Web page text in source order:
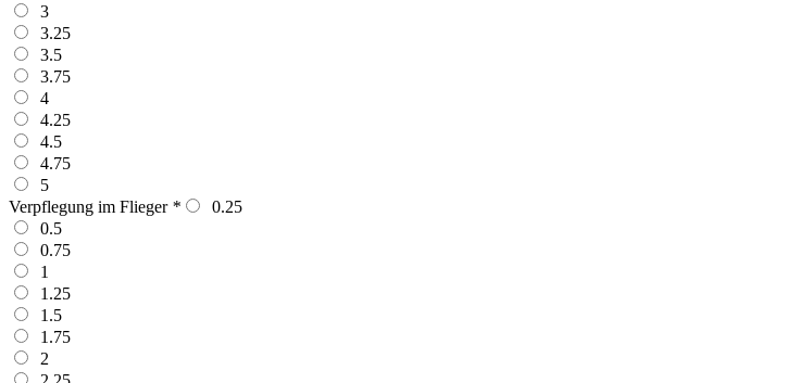
3
3.25
3.5
3.75
4
4.25
4.5
4.75
5
Verpflegung im Flieger *
0.25
0.5
0.75
1
1.25
1.5
1.75
2